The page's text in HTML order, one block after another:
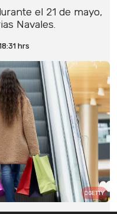
el 21 de mayo,
Navales.
hrs
GETTY